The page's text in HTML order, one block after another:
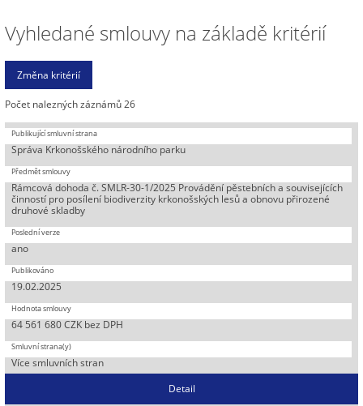
Vyhledané smlouvy na základě kritérií
Počet nalezných záznámů 26
Správa Krkonošského národního parku
Rámcová dohoda č. SMLR-30-1/2025 Provádění pěstebních a souvisejících
činností pro posílení biodiverzity krkonošských lesů a obnovu přirozené
druhové skladby
ano
19.02.2025
64 561 680 CZK bez DPH
Více smluvních stran
Detail